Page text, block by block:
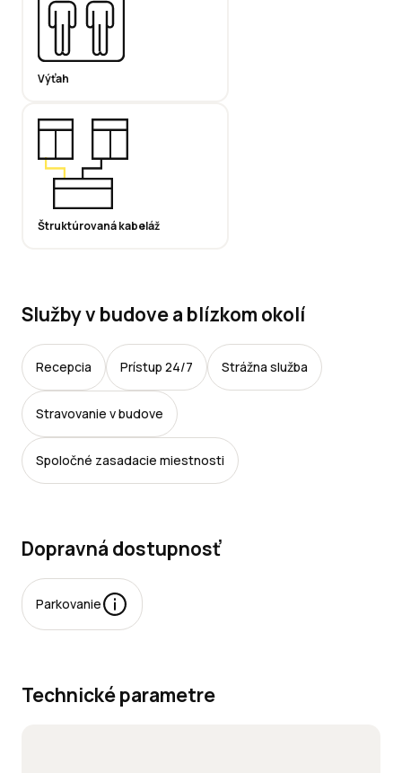
Výťah
Štruktúrovaná kabeláž
Služby v budove a blízkom okolí
Recepcia Prístup 24/7 Strážna služba
Stravovanie v budove
Spoločné zasadacie miestnosti
Dopravná dostupnosť
Parkovanie
Technické parametre